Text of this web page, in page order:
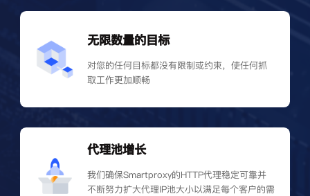
无限数量的目标
对您的任何目标都没有限制或约束，使任何抓
取工作更加顺畅
代理池增长
我们确保Smartproxy的HTTP代理稳定可靠并
不断努力扩大代理IP池大小以满足每个客户的需